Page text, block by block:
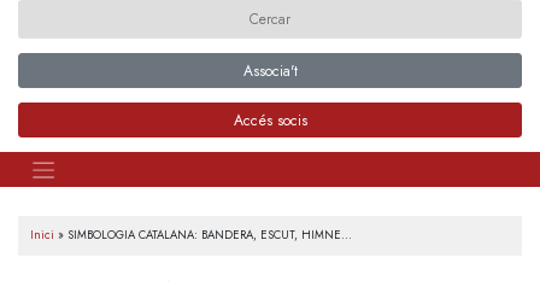
Associa't
Accés socis
Inici » SIMBOLOGIA CATALANA: BANDERA, ESCUT, HIMNE...